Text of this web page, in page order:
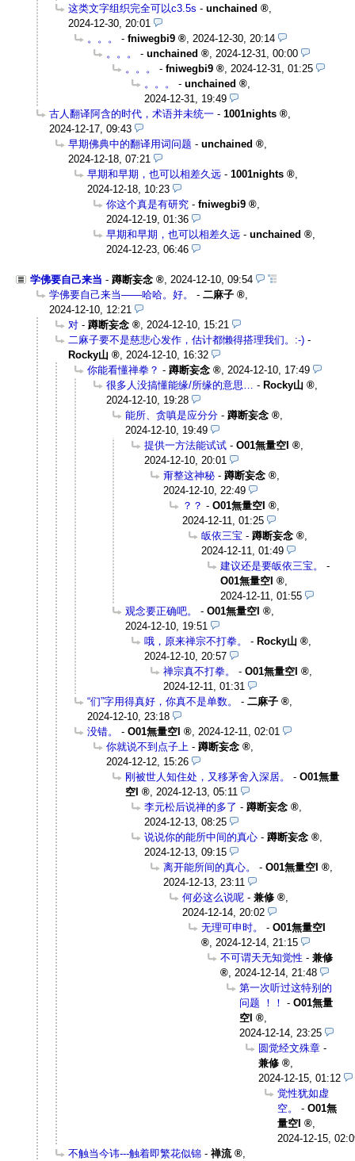
这类文字组织完全可以c3.5s - unchained
2024-12-30, 20:01
。。。
- fniwegbi9
2024-12-30, 20:14
。。。
- unchained
2024-12-31, 00:00
。。。
- fniwegbi9
2024-12-31, 01:25
。。。
- unchained
2024-12-31, 19:49
古人翻译阿含的时代，术语并未统一 - 1001nights
2024-12-17, 09:43
早期佛典中的翻译用词问题 - unchained
2024-12-18, 07:21
早期和早期，也可以相差久远 - 1001nights
2024-12-18, 10:23
你这个真是有研究 - fniwegbi9
2024-12-19, 01:36
早期和早期，也可以相差久远 - unchained
2024-12-23, 06:46
学佛要自己来当 - 蹲断妄念 , 2024-12-10, 09:54
学佛要自己来当——哈哈。好。
- 二麻子
,
2024-12-10, 12:21
对 - 蹲断妄念 , 2024-12-10, 15:21
二麻子要不是慈悲心发作，估计都懒得搭理我们。:-) -
Rocky山
, 2024-12-10, 16:32
你能看懂禅拳？ - 蹲断妄念 , 2024-12-10, 17:49
很多人没搞懂能缘/所缘的意思… - Rocky山
,
2024-12-10, 19:28
能所、贪嗔是应分分 - 蹲断妄念
,
2024-12-10, 19:49
提供一方法能试试 - O01無量空I
,
2024-12-10, 20:01
甭整这神秘 - 蹲断妄念
,
2024-12-10, 22:49
？？ - O01無量空I
,
2024-12-11, 01:25
皈依三宝 - 蹲断妄念
,
2024-12-11, 01:49
建议还是要皈依三宝。
-
O01無量空I
,
2024-12-11, 01:55
观念要正确吧。
- O01無量空I
,
2024-12-10, 19:51
哦，原来禅宗不打拳。
- Rocky山
,
2024-12-10, 20:57
禅宗真不打拳。
- O01無量空I
,
2024-12-11, 01:31
“们”字用得真好，你真不是单数。
- 二麻子
,
2024-12-10, 23:18
没错。
- O01無量空I , 2024-12-11, 02:01
你就说不到点子上 - 蹲断妄念
,
2024-12-12, 15:26
刚被世人知住处，又移茅舍入深居。
- O01無量
空I
, 2024-12-13, 05:11
李元松后说禅的多了 - 蹲断妄念
,
2024-12-13, 08:25
说说你的能所中间的真心 - 蹲断妄念
,
2024-12-13, 09:15
离开能所间的真心。
- O01無量空I
,
2024-12-13, 23:11
何必这么说呢 - 兼修
,
2024-12-14, 20:02
无理可申时。
- O01無量空I
, 2024-12-14, 21:15
不可谓天无知觉性 - 兼修
, 2024-12-14, 21:48
第一次听过这特别的
问题 ！！ - O01無量
空I
,
2024-12-14, 23:25
圆觉经文殊章 -
兼修
,
2024-12-15, 01:12
觉性犹如虚
空。
- O01無
量空I
,
2024-12-15,
不触当今讳---触着即繁花似锦 - 禅流
,